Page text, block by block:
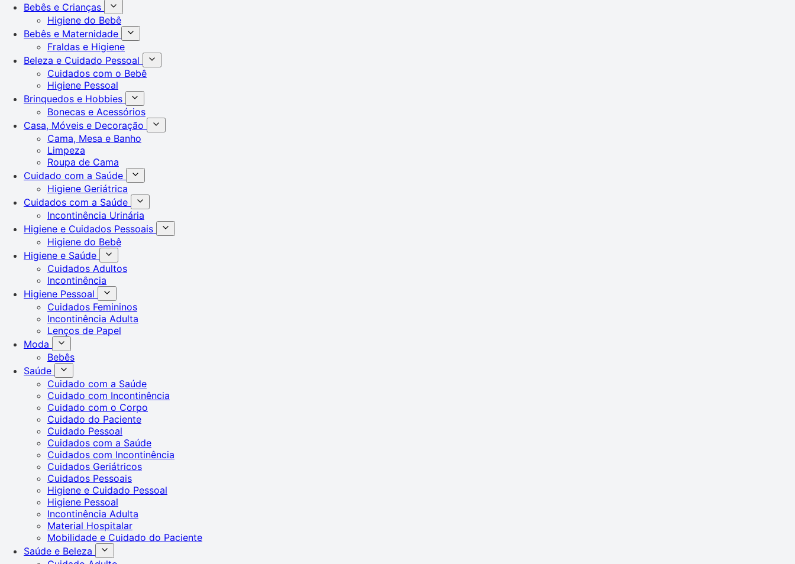
Bebês e Crianças
Higiene do Bebê
Bebês e Maternidade
Fraldas e Higiene
Beleza e Cuidado Pessoal
Cuidados com o Bebê
Higiene Pessoal
Brinquedos e Hobbies
Bonecas e Acessórios
Casa, Móveis e Decoração
Cama, Mesa e Banho
Limpeza
Roupa de Cama
Cuidado com a Saúde
Higiene Geriátrica
Cuidados com a Saúde
Incontinência Urinária
Higiene e Cuidados Pessoais
Higiene do Bebê
Higiene e Saúde
Cuidados Adultos
Incontinência
Higiene Pessoal
Cuidados Femininos
Incontinência Adulta
Lenços de Papel
Moda
Bebês
Saúde
Cuidado com a Saúde
Cuidado com Incontinência
Cuidado com o Corpo
Cuidado do Paciente
Cuidado Pessoal
Cuidados com a Saúde
Cuidados com Incontinência
Cuidados Geriátricos
Cuidados Pessoais
Higiene e Cuidado Pessoal
Higiene Pessoal
Incontinência Adulta
Material Hospitalar
Mobilidade e Cuidado do Paciente
Saúde e Beleza